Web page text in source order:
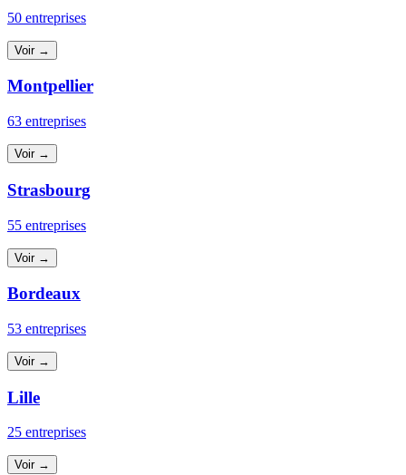
50 entreprises
Voir →
Montpellier
63 entreprises
Voir →
Strasbourg
55 entreprises
Voir →
Bordeaux
53 entreprises
Voir →
Lille
25 entreprises
Voir →